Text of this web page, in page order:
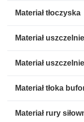
Materiał tłoczyska
Materiał
Materiał
Materiał tłoka
Materiał rury